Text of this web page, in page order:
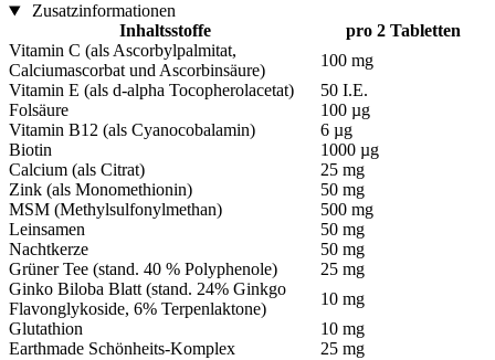
Zusatzinformationen
Inhaltsstoffe
pro 2 Tabletten
Vitamin C (als Ascorbylpalmitat,
Calciumascorbat und Ascorbinsäure)
100 mg
Vitamin E (als d-alpha Tocopherolacetat)
50 I.E.
Folsäure
100 µg
Vitamin B12 (als Cyanocobalamin)
6 µg
Biotin
1000 µg
Calcium (als Citrat)
25 mg
Zink (als Monomethionin)
50 mg
MSM (Methylsulfonylmethan)
500 mg
Leinsamen
50 mg
Nachtkerze
50 mg
Grüner Tee (stand. 40 % Polyphenole)
25 mg
Ginko Biloba Blatt (stand. 24% Ginkgo
Flavonglykoside, 6% Terpenlaktone)
10 mg
Glutathion
10 mg
Earthmade Schönheits-Komplex
25 mg